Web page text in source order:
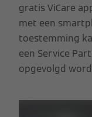
gratis ViCare
met een
toestemming
een Service
opgevolgd